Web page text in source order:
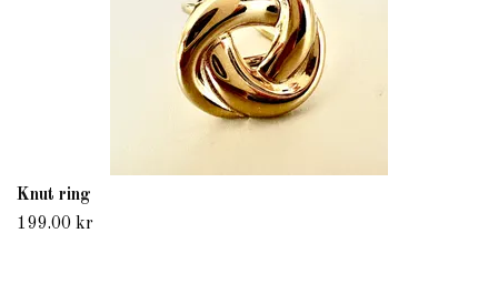
Knut ring
199.00 kr